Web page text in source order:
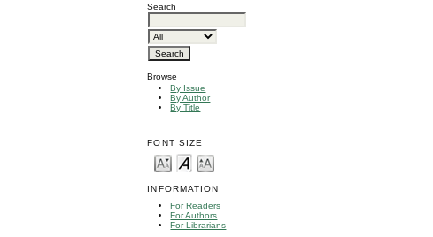
Search
Browse
By Issue
By Author
By Title
FONT SIZE
INFORMATION
For Readers
For Authors
For Librarians